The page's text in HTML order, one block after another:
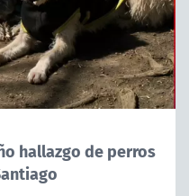
hallazgo de perros